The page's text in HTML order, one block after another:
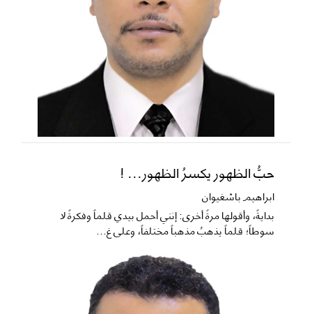
حبُّ الظهور يكسرُ الظهور... !
ابراهيم باشغيوان
​بدايةً، وأقولها مرةً أخرى: إنني أحمل بيدي قلماً وفكرةً لا
سوطاً؛ قلماً يذهبُ مذهباً مختلفاً، وعلى غ...